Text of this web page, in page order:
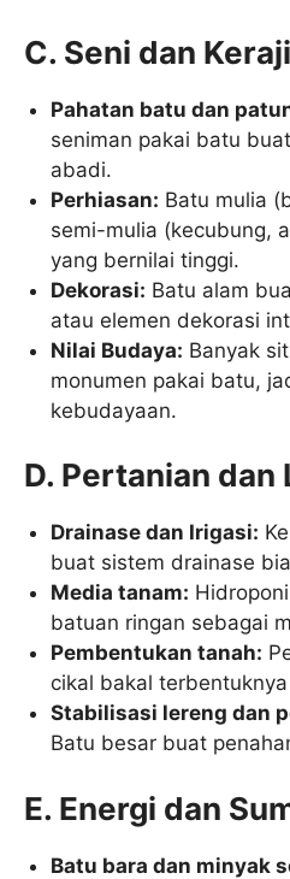
C. Seni dan
Pahatan batu dan
seniman pakai batu
abadi.
Perhiasan: Batu mulia
semi-mulia (kecubung,
yang bernilai tinggi.
Dekorasi: Batu alam
atau elemen dekorasi
Nilai Budaya: Banyak
monumen pakai batu,
kebudayaan.
D. Pertanian dan
Drainase dan Irigasi:
buat sistem drainase
Media tanam:
batuan ringan sebagai
Pembentukan tanah:
cikal bakal
Stabilisasi lereng dan
Batu besar buat
E. Energi dan
Batu bara dan minyak